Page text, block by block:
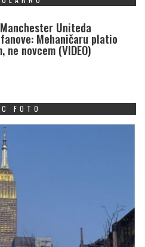
Uniteda
Mehaničaru platio
ne novcem (VIDEO)
FOTO